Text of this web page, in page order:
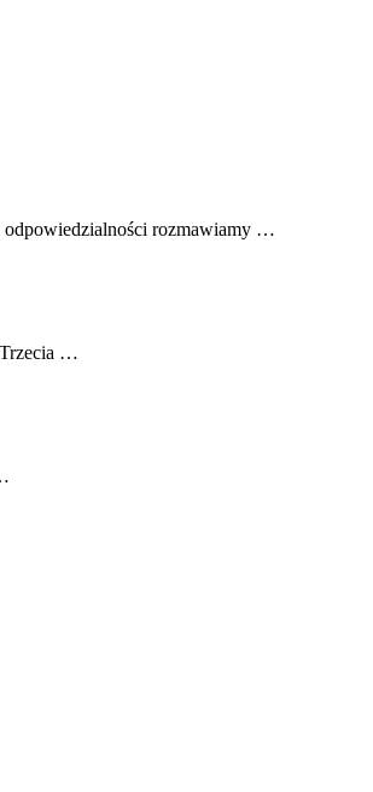
odpowiedzialności rozmawiamy …
Trzecia …